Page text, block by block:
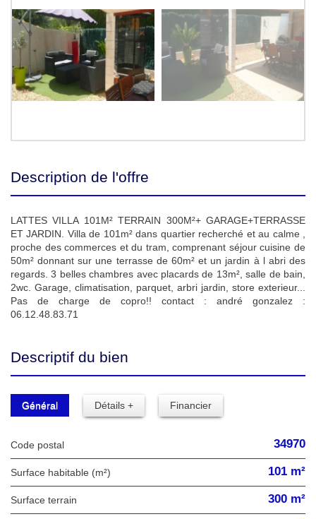
Description de l'offre
LATTES VILLA 101M² TERRAIN 300M²+ GARAGE+TERRASSE
ET JARDIN. Villa de 101m² dans quartier recherché et au calme ,
proche des commerces et du tram, comprenant séjour cuisine de
50m² donnant sur une terrasse de 60m² et un jardin à l abri des
regards. 3 belles chambres avec placards de 13m², salle de bain,
2wc. Garage, climatisation, parquet, arbri jardin, store exterieur...
Pas de charge de copro!! contact : andré gonzalez :
06.12.48.83.71
Descriptif du bien
Général Détails + Financier
Code postal 34970
Surface habitable (m²) 101 m²
surface terrain 300 m²